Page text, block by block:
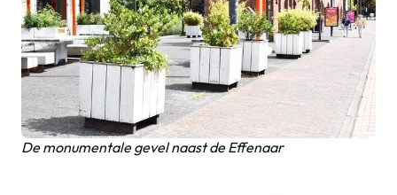
De monumentale gevel naast de Effenaar